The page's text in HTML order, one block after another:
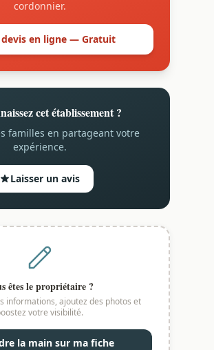
cordonnier.
devis en ligne — Gratuit
cet établissement ?
familles en partageant votre
expérience.
Laisser un avis
êtes le propriétaire ?
informations, ajoutez des photos et
votre visibilité.
la main sur ma fiche